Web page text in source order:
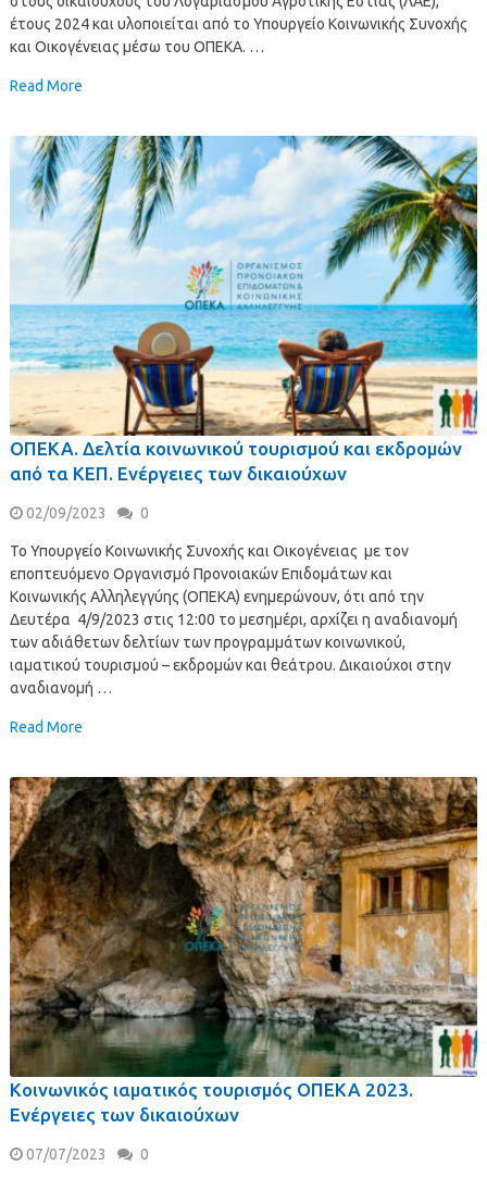
έτους 2024 και υλοποιείται από το Υπουργείο Κοινωνικής Συνοχής
και Οικογένειας μέσω του ΟΠΕΚΑ. …
Read More
ΟΠΕΚΑ. Δελτία κοινωνικού τουρισμού και εκδρομών
από τα ΚΕΠ. Ενέργειες των δικαιούχων
02/09/2023 0
Το Υπουργείο Κοινωνικής Συνοχής και Οικογένειας με τον
εποπτευόμενο Οργανισμό Προνοιακών Επιδομάτων και
Κοινωνικής Αλληλεγγύης (ΟΠΕΚΑ) ενημερώνουν, ότι από την
Δευτέρα 4/9/2023 στις 12:00 το μεσημέρι, αρχίζει η αναδιανομή
των αδιάθετων δελτίων των προγραμμάτων κοινωνικού,
ιαματικού τουρισμού – εκδρομών και θεάτρου. Δικαιούχοι στην
αναδιανομή …
Read More
Κοινωνικός ιαματικός τουρισμός ΟΠΕΚΑ 2023.
Ενέργειες των δικαιούχων
07/07/2023 0